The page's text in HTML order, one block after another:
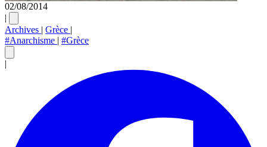
02/08/2014
|
Archives | Grèce |
#Anarchisme | #Grèce
|